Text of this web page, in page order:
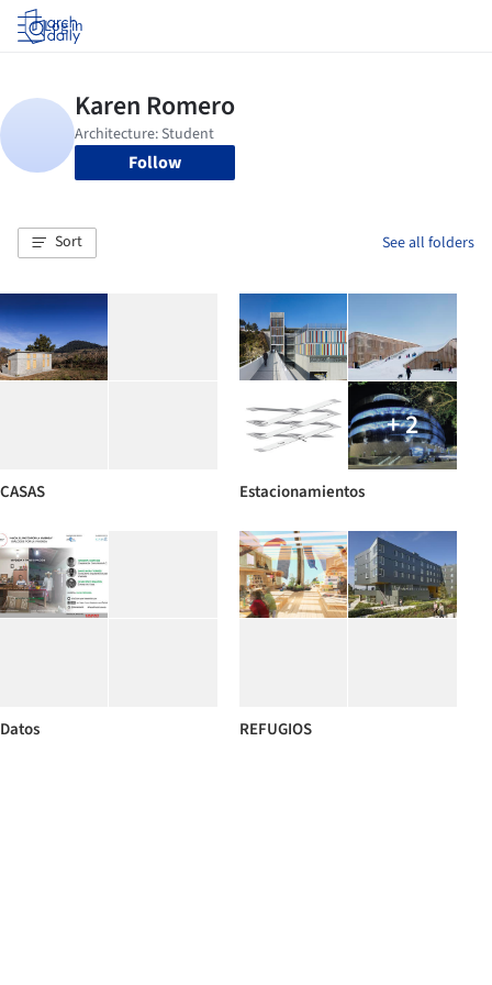
Log in
Follow
Sort See all folders
CASAS
+ 2
Estacionamientos
Datos REFUGIOS